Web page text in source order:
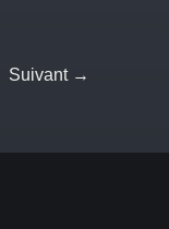
Suivant →